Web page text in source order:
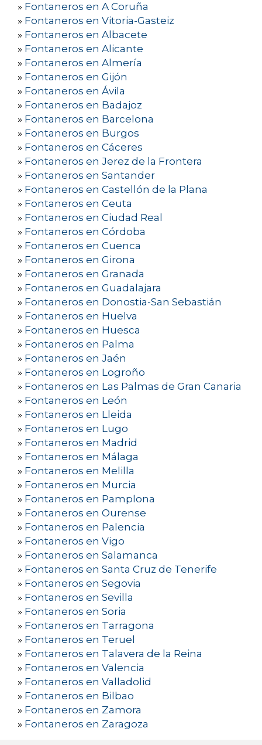
» Fontaneros en A Coruña
» Fontaneros en Vitoria-Gasteiz
» Fontaneros en Albacete
» Fontaneros en Alicante
» Fontaneros en Almería
» Fontaneros en Gijón
» Fontaneros en Ávila
» Fontaneros en Badajoz
» Fontaneros en Barcelona
» Fontaneros en Burgos
» Fontaneros en Cáceres
» Fontaneros en Jerez de la Frontera
» Fontaneros en Santander
» Fontaneros en Castellón de la Plana
» Fontaneros en Ceuta
» Fontaneros en Ciudad Real
» Fontaneros en Córdoba
» Fontaneros en Cuenca
» Fontaneros en Girona
» Fontaneros en Granada
» Fontaneros en Guadalajara
» Fontaneros en Donostia-San Sebastián
» Fontaneros en Huelva
» Fontaneros en Huesca
» Fontaneros en Palma
» Fontaneros en Jaén
» Fontaneros en Logroño
» Fontaneros en Las Palmas de Gran Canaria
» Fontaneros en León
» Fontaneros en Lleida
» Fontaneros en Lugo
» Fontaneros en Madrid
» Fontaneros en Málaga
» Fontaneros en Melilla
» Fontaneros en Murcia
» Fontaneros en Pamplona
» Fontaneros en Ourense
» Fontaneros en Palencia
» Fontaneros en Vigo
» Fontaneros en Salamanca
» Fontaneros en Santa Cruz de Tenerife
» Fontaneros en Segovia
» Fontaneros en Sevilla
» Fontaneros en Soria
» Fontaneros en Tarragona
» Fontaneros en Teruel
» Fontaneros en Talavera de la Reina
» Fontaneros en Valencia
» Fontaneros en Valladolid
» Fontaneros en Bilbao
» Fontaneros en Zamora
» Fontaneros en Zaragoza